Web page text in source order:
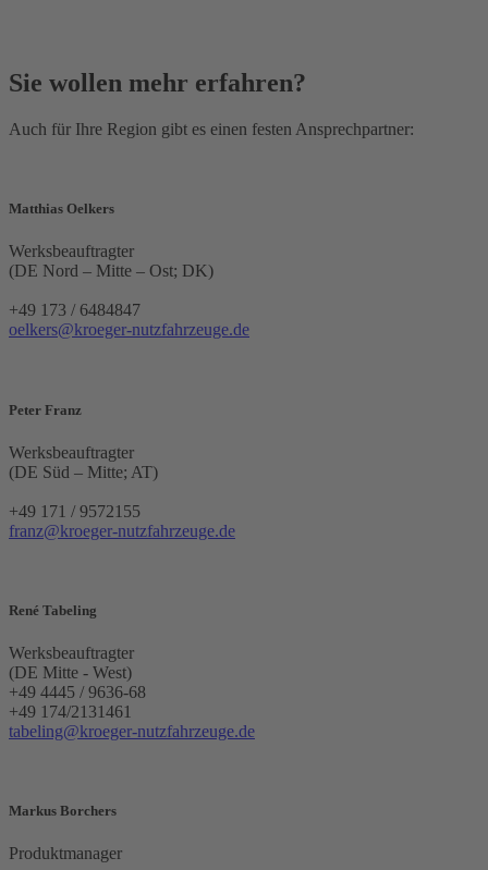
Sie wollen mehr erfahren?
Auch für Ihre Region gibt es einen festen Ansprechpartner:
Matthias Oelkers
Werksbeauftragter
(DE Nord – Mitte – Ost; DK)
+49 173 / 6484847
oelkers@kroeger-nutzfahrzeuge.de
Peter Franz
Werksbeauftragter
(DE Süd – Mitte; AT)
+49 171 / 9572155
franz@kroeger-nutzfahrzeuge.de
René Tabeling
Werksbeauftragter
(DE Mitte - West)
+49 4445 / 9636-68
+49 174/2131461
tabeling@kroeger-nutzfahrzeuge.de
Markus Borchers
Produktmanager